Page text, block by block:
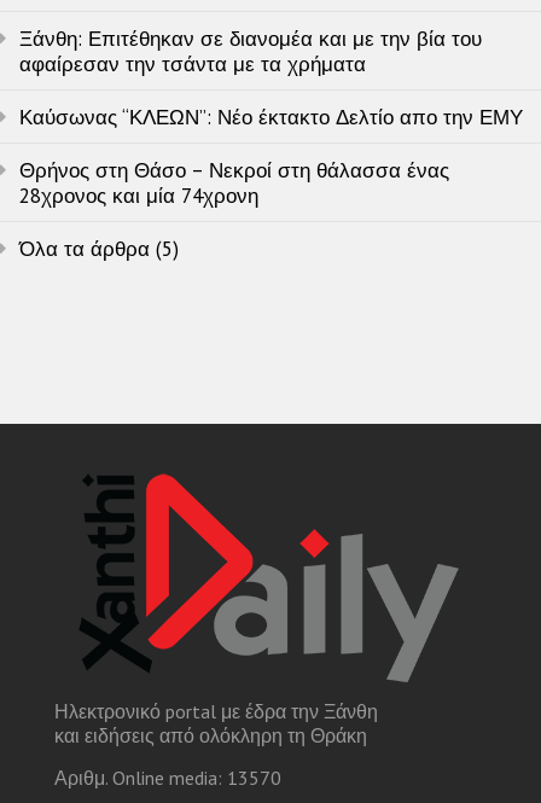
Ξάνθη: Επιτέθηκαν σε διανομέα και με την βία του
αφαίρεσαν την τσάντα με τα χρήματα
Καύσωνας “ΚΛΕΩΝ”: Νέο έκτακτο Δελτίο απο την ΕΜΥ
Θρήνος στη Θάσο – Νεκροί στη θάλασσα ένας
28χρονος και μία 74χρονη
Όλα τα άρθρα (5)
Ηλεκτρονικό portal με έδρα την Ξάνθη
και ειδήσεις από ολόκληρη τη Θράκη
Αριθμ. Online media: 13570